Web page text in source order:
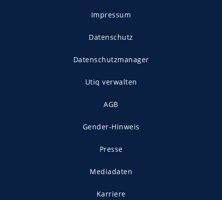
Impressum
Datenschutz
Datenschutzmanager
Utiq verwalten
AGB
Gender-Hinweis
Presse
Mediadaten
Karriere